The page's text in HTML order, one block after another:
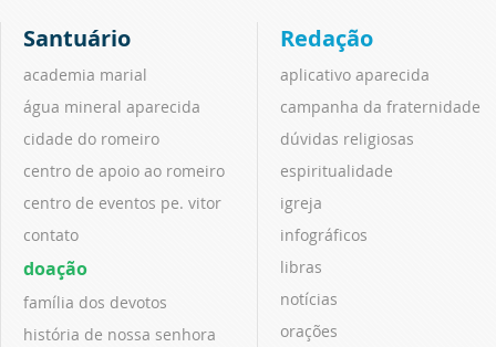
Santuário
academia marial
água mineral aparecida
cidade do romeiro
centro de apoio ao romeiro
centro de eventos pe. vitor
contato
doação
família dos devotos
história de nossa senhora
Redação
aplicativo aparecida
campanha da fraternidade
dúvidas religiosas
espiritualidade
igreja
infográficos
libras
notícias
orações